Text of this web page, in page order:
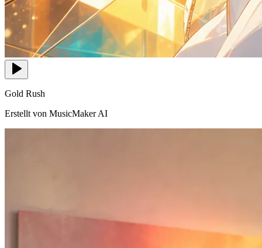
Gold Rush
Erstellt von MusicMaker AI